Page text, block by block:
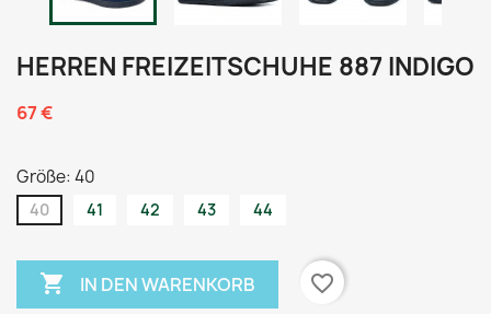
HERREN FREIZEITSCHUHE 887 INDIGO
67 €
Größe: 40
40 41 42 43 44
 IN DEN WARENKORB
favorite_border